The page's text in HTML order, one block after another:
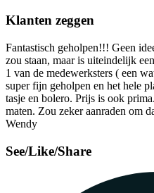
Klanten zeggen
Fantastisch geholpen!!! Geen
zou staan, maar is uiteindelijk
1 van de medewerksters ( een
super fijn geholpen en het hele
tasje en bolero. Prijs is ook
maten. Zou zeker aanraden om
Wendy
See/Like/Share